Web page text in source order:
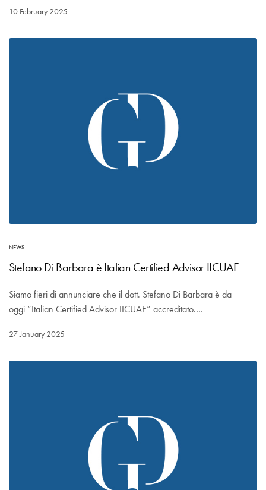
10 February 2025
NEWS
Stefano Di Barbara è Italian Certified Advisor IICUAE
Siamo fieri di annunciare che il dott. Stefano Di Barbara è da
oggi “Italian Certified Advisor IICUAE” accreditato.…
27 January 2025